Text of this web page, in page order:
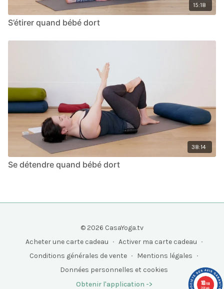
15:18
S’étirer quand bébé dort
38:14
Se détendre quand bébé dort
© 2026 CasaYoga.tv
Acheter une carte cadeau ∙ Activer ma carte cadeau ∙
Conditions générales de vente ∙ Mentions légales ∙
Données personnelles et cookies
Obtenir l'application ->
10/10
208 avis